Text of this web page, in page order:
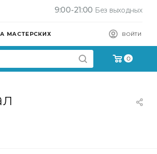
9:00-21:00 Без выходных
ВОЙТИ
МАСТЕРСКИХ
0